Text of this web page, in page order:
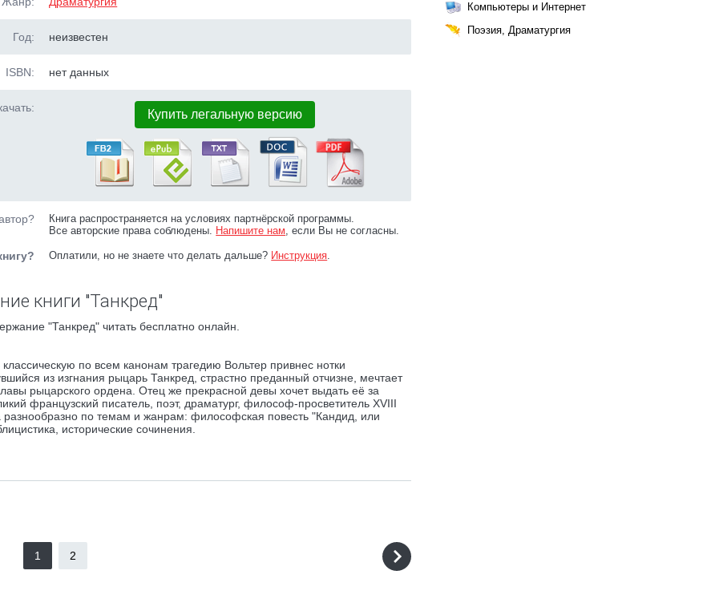
Год: неизвестен
ISBN: нет данных
Купить легальную версию
Книга распространяется на условиях партнёрской программы.
Все авторские права соблюдены. Напишите нам, если Вы не согласны.
Оплатили, но не знаете что делать дальше? Инструкция.
книги "Танкред"
"Танкред" читать бесплатно онлайн.
по всем канонам трагедию Вольтер привнес нотки
из изгнания рыцарь Танкред, страстно преданный отчизне, мечтает
рыцарского ордена. Отец же прекрасной девы хочет выдать её за
французский писатель, поэт, драматург, философ-просветитель XVIII
разнообразно по темам и жанрам: философская повесть "Кандид, или
исторические сочинения.
1 2
Компьютеры и Интернет
Поэзия, Драматургия